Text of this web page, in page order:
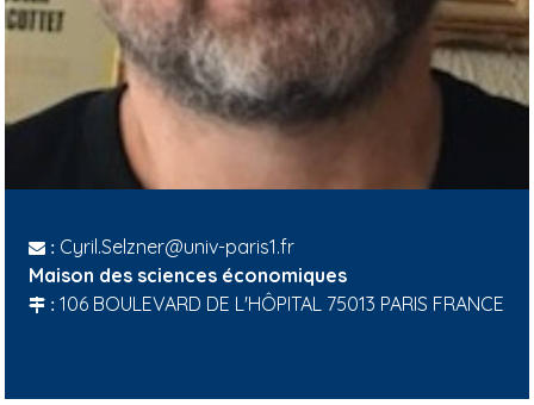
: Cyril.Selzner@univ-paris1.fr
Maison des sciences économiques
: 106 BOULEVARD DE L'HÔPITAL 75013 PARIS FRANCE